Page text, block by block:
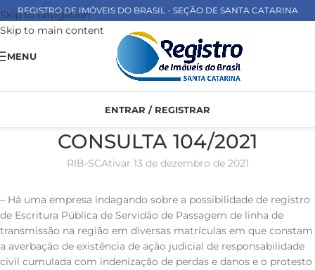
Skip to navigation
Skip to main content
REGISTRO DE IMÓVEIS DO BRASIL - SEÇÃO DE SANTA CATARINA
MENU
ENTRAR / REGISTRAR
CONSULTA 104/2021
RIB-SCAtivar 13 de dezembro de 2021
– Há uma empresa indagando sobre a possibilidade de registro
de Escritura Pública de Servidão de Passagem de linha de
transmissão na região em diversas matrículas em que constam
a averbação de existência de ação judicial de responsabilidade
civil cumulada com indenização de perdas e danos e o protesto